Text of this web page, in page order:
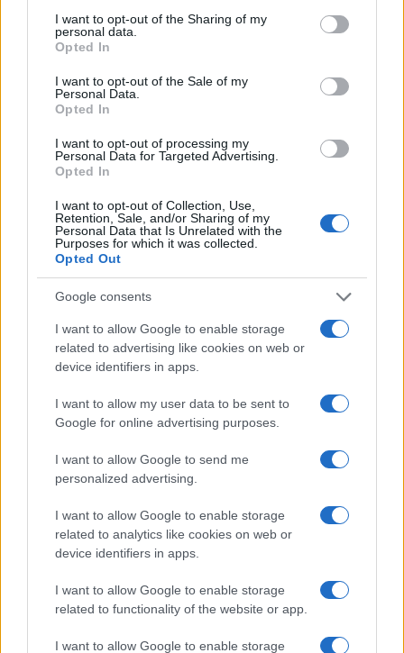
not limited to your visit or usage behaviour. You may click to
grant or deny consent to Google and its third-party tags to
use your data for below specified purposes in below Google
consent section.
I want to opt-out of the Sharing of my
personal data.
Opted In
I want to opt-out of the Sale of my
Personal Data.
Opted In
I want to opt-out of processing my
Personal Data for Targeted Advertising.
Opted In
I want to opt-out of Collection, Use,
Retention, Sale, and/or Sharing of my
Personal Data that Is Unrelated with the
Purposes for which it was collected.
Opted Out
Google consents
I want to allow Google to enable storage
related to advertising like cookies on web or
device identifiers in apps.
I want to allow my user data to be sent to
Google for online advertising purposes.
I want to allow Google to send me
personalized advertising.
I want to allow Google to enable storage
related to analytics like cookies on web or
device identifiers in apps.
I want to allow Google to enable storage
related to functionality of the website or app.
I want to allow Google to enable storage
Situación financiera de la UDC: ¿Qué está pasando en 2026?
Marta Ruiz · 1 Ago 2026
FINANCIACIÓN
UDC y Xunta en conflicto por desequilibrio presupuestario en
Marta Ruiz · 1 Ago 2026